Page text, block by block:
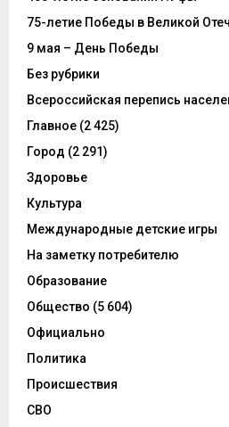
75-летие Победы в Великой
9 мая – День Победы
Без рубрики
Всероссийская перепись
Главное (2 425)
Город (2 291)
Здоровье
Культура
Международные детские игры
На заметку потребителю
Образование
Общество (5 604)
Официально
Политика
Происшествия
СВО